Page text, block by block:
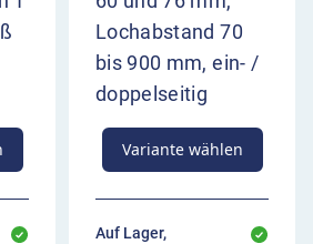
Lochabstand 70
bis 900 mm, ein- /
doppelseitig
Variante wählen
Auf Lager,